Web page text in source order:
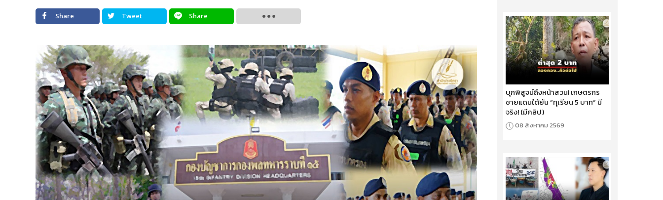
Share Tweet Share
บุกพิสูจน์ถึงหน้าสวน! เกษตรกร
ชายแดนใต้ยัน “ทุเรียน 5 บาท” มี
จริง! (มีคลิป)
08 สิงหาคม 2569